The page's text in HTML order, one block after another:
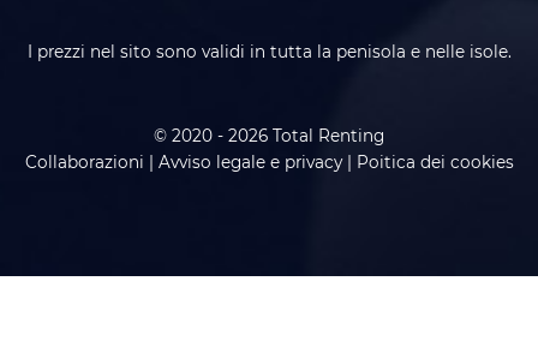
I prezzi nel sito sono validi in tutta la penisola e nelle isole.
© 2020 - 2026 Total Renting
Collaborazioni
Avviso legale e privacy| Poitica dei cookies